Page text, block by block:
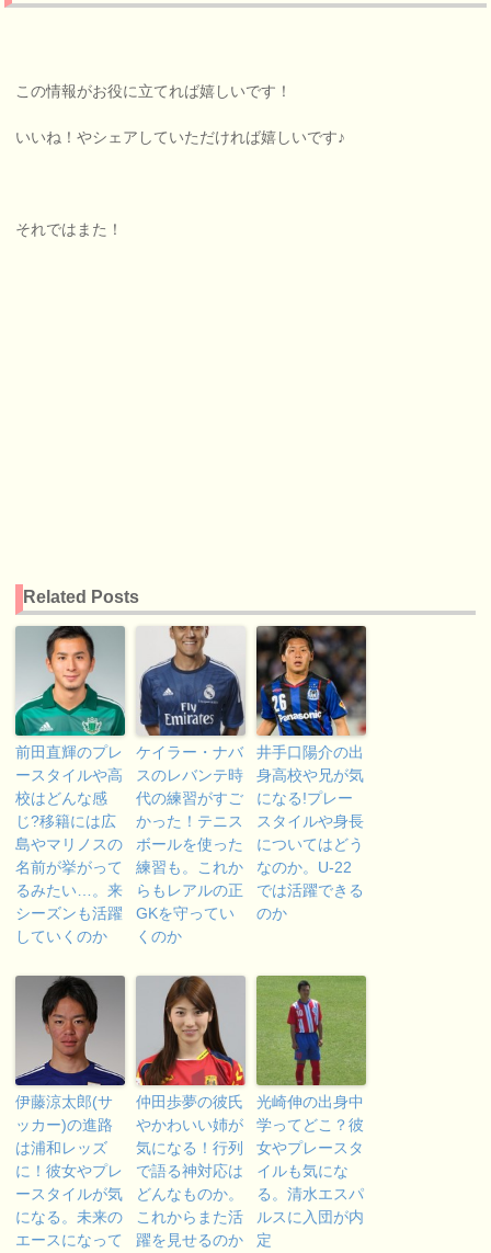
この情報がお役に立てれば嬉しいです！
いいね！やシェアしていただければ嬉しいです♪
それではまた！
Related Posts
前田直輝のプレ
ースタイルや高
校はどんな感
じ?移籍には広
島やマリノスの
名前が挙がって
るみたい…。来
シーズンも活躍
していくのか
ケイラー・ナバ
スのレバンテ時
代の練習がすご
かった！テニス
ボールを使った
練習も。これか
らもレアルの正
GKを守ってい
くのか
井手口陽介の出
身高校や兄が気
になる!プレー
スタイルや身長
についてはどう
なのか。U-22
では活躍できる
のか
伊藤涼太郎(サ
ッカー)の進路
は浦和レッズ
に！彼女やプレ
ースタイルが気
になる。未来の
エースになって
仲田歩夢の彼氏
やかわいい姉が
気になる！行列
で語る神対応は
どんなものか。
これからまた活
躍を見せるのか
光崎伸の出身中
学ってどこ？彼
女やプレースタ
イルも気にな
る。清水エスパ
ルスに入団が内
定